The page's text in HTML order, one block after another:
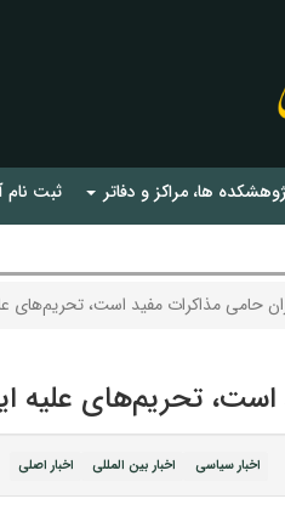
ها، مراکز و دفاتر ثبت نام
حامی مذاکرات مفید است، تحریم‌های
تحریم‌های علیه
اخبار سیاسی اخبار بین المللی اخبار اصلی